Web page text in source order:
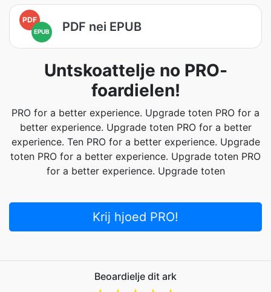
PDF
EPUB PDF nei EPUB
Untskoattelje no PRO-
foardielen!
PRO for a better experience. Upgrade toten PRO for a
better experience. Upgrade toten PRO for a better
experience. Ten PRO for a better experience. Upgrade
toten PRO for a better experience. Upgrade toten PRO
for a better experience. Upgrade toten
Krij hjoed PRO!
Beoardielje dit ark